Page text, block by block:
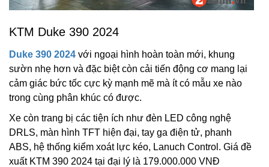
KTM Duke 390 2024
Duke 390 2024 với ngoại hình hoàn toàn mới, khung
sườn nhẹ hơn và đặc biệt còn cải tiến động cơ mang lại
cảm giác bức tốc cực kỳ mạnh mẽ mà ít có mẫu xe nào
trong cùng phân khúc có được.
Xe còn trang bị các tiện ích như đèn LED công nghệ
DRLS, màn hình TFT hiện đại, tay ga điện tử, phanh
ABS, hệ thống kiểm xoát lực kéo, Lanuch Control. Giá đề
xuất KTM 390 2024 tại đại lý là 179.000.000 VNĐ